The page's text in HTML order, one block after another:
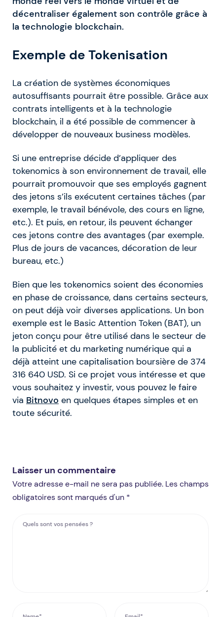
décentraliser également son contrôle grâce à
la technologie blockchain.
Exemple de Tokenisation
La création de systèmes économiques
autosuffisants pourrait être possible. Grâce aux
contrats intelligents et à la technologie
blockchain, il a été possible de commencer à
développer de nouveaux business modèles.
Si une entreprise décide d’appliquer des
tokenomics à son environnement de travail, elle
pourrait promouvoir que ses employés gagnent
des jetons s’ils exécutent certaines tâches (par
exemple, le travail bénévole, des cours en ligne,
etc.). Et puis, en retour, ils peuvent échanger
ces jetons contre des avantages (par exemple.
Plus de jours de vacances, décoration de leur
bureau, etc.)
Bien que les tokenomics soient des économies
en phase de croissance, dans certains secteurs,
on peut déjà voir diverses applications. Un bon
exemple est le Basic Attention Token (BAT), un
jeton conçu pour être utilisé dans le secteur de
la publicité et du marketing numérique qui a
déjà atteint une capitalisation boursière de 374
316 640 USD. Si ce projet vous intéresse et que
vous souhaitez y investir, vous pouvez le faire
via Bitnovo en quelques étapes simples et en
toute sécurité.
Laisser un commentaire
Votre adresse e-mail ne sera pas publiée. Les champs
obligatoires sont marqués d'un *